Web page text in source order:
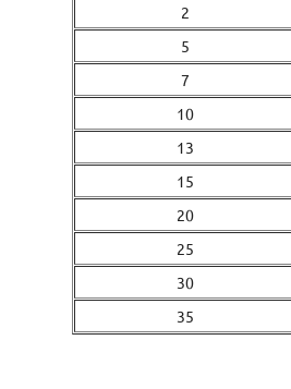
2
5
7
10
13
15
20
25
30
35